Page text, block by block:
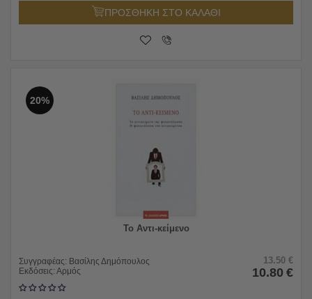
ΠΡΟΣΘΗΚΗ ΣΤΟ ΚΑΛΑΘΙ
20%
Το Αντι-κείμενο
Συγγραφέας: Βασίλης Δημόπουλος
Εκδόσεις: Αρμός
13.50 €
10.80 €